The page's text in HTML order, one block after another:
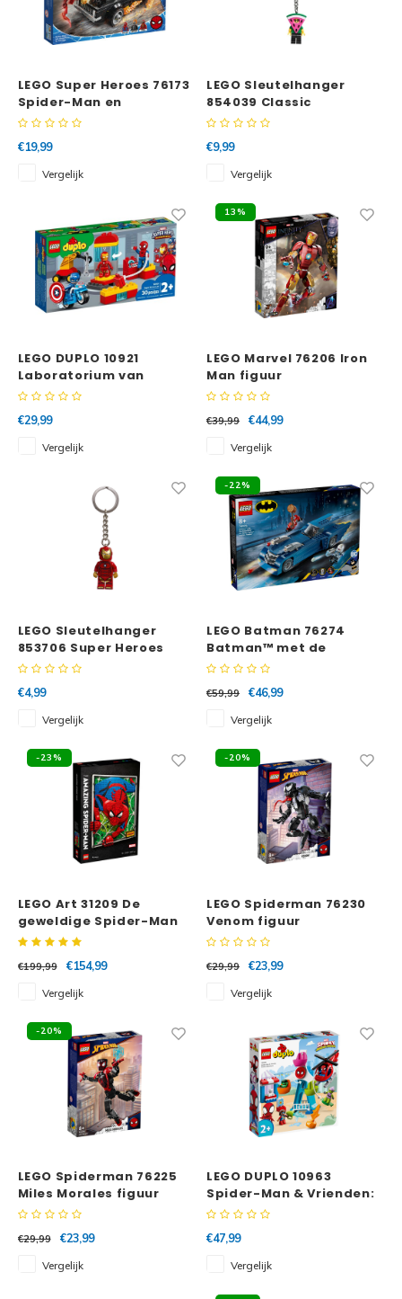
LEGO Super Heroes 76173
Spider-Man en
Ghostrider vs. Carnage
€19,99
Vergelijk
LEGO Sleutelhanger
854039 Classic
Watermeloenman
€9,99
Vergelijk
LEGO DUPLO 10921
Laboratorium van
Superhelden
€29,99
Vergelijk
13%
LEGO Marvel 76206 Iron
Man figuur
€39,99
€44,99
Vergelijk
LEGO Sleutelhanger
853706 Super Heroes
Onoverwinnelijke Iron
€4,99
Vergelijk
-22%
LEGO Batman 76274
Batman™ met de
Batmobile™ vs. Harley
€59,99
€46,99
Vergelijk
-23%
LEGO Art 31209 De
geweldige Spider-Man
€199,99
€154,99
Vergelijk
-20%
LEGO Spiderman 76230
Venom figuur
€29,99
€23,99
Vergelijk
-20%
LEGO Spiderman 76225
Miles Morales figuur
€29,99
€23,99
Vergelijk
LEGO DUPLO 10963
Spider-Man & Vrienden:
Kermisavontuur
€47,99
Vergelijk